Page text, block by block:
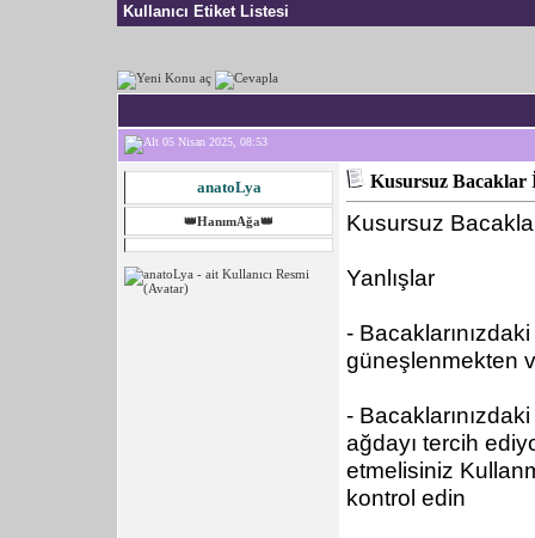
Kullanıcı Etiket Listesi
05 Nisan 2025, 08:53
anatoLya
👑HanımAğa👑
Kusursuz Bacaklar
Kusursuz
Yanlışlar
-
güneşlenmekten
-
ağdayı tercih
etmelisiniz
kontrol edin